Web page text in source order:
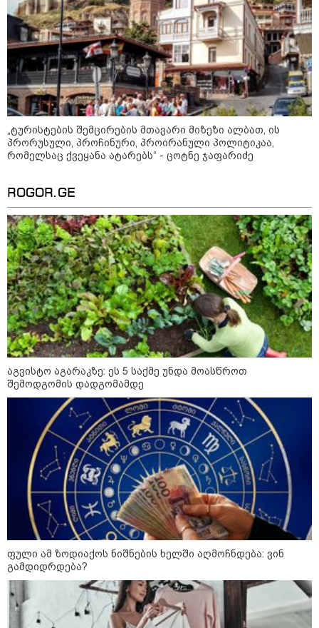
კობახიძის განცხადებას?
კატეგორიის ყველა სიახლე
ოქროს ფასი ბოლო 2 თვის
უნცია ოქრო დღიურად 101
დოლარით გაძვირდა - რა ღირს
გრამი საქართველოში?
„ტურისტების შემცირების მთავარი
მიზეზი ალბათ, ის პრორუსული,
პროჩინური, პროირანული
პოლიტიკაა, რომელსაც ქვეყანა
ატარებს“ - ცოტნე ჯაფარიძე
კონფლიქტები
„ტურისტების შემცირების მთავარი მიზეზი ალბათ, ის
პრორუსული, პროჩინური, პროირანული პოლიტიკაა,
რომელსაც ქვეყანა ატარებს“ - ცოტნე ჯაფარიძე
ROGOR.GE
აგვისტო აგარაკზე: ეს 5 საქმე უნდა მოასწროთ
შემოდგომის დადგომამდე
ფული ამ ზოდიაქოს ნიშნების ხელში აღმოჩნდება: ვინ
გამდიდრდება?